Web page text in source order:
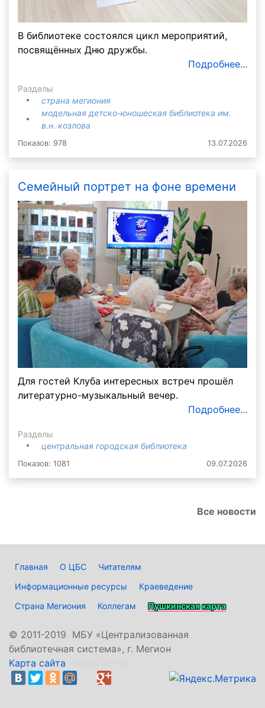
В библиотеке состоялся цикл мероприятий,
посвящённых Дню дружбы.
Подробнее...
Разделы
страна мегиония
модельная детско-юношеская библиотека им.
в.н. козлова
Показов: 978 13.07.2026
Семейный портрет на фоне времени
Для гостей Клуба интересных встреч прошёл
литературно-музыкальный вечер.
Подробнее...
Разделы
центральная городская библиотека
Показов: 1081 09.07.2026
Все новости
Главная О ЦБС
Читателям
Информационные ресурсы
Краеведение
Страна Мегиония
Коллегам Пушкинская карта
© 2011-2019 МБУ «Централизованная
библиотечная система», г. Мегион
Карта сайта